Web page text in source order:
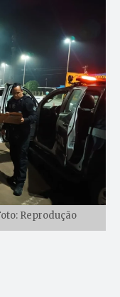
Reprodução